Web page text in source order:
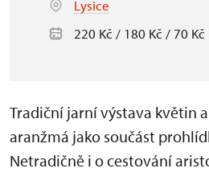
Lysice
220 Kč / 180 Kč / 70 Kč
Tradiční jarní výstava květin
aranžmá jako součást
Netradičně i o cestování